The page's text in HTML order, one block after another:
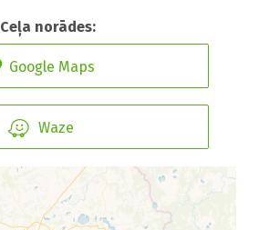
Ceļa norādes:
Google Maps
Waze